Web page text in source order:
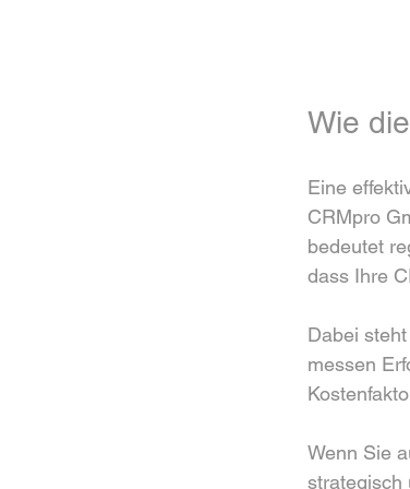
Wie
Eine
CRMpro
bedeutet
dass Ihre
Dabei
messen
Wenn Sie
strategisch